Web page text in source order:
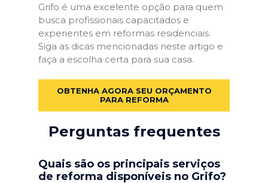
Grifo é uma excelente opção para quem
busca profissionais capacitados e
experientes em reformas residenciais.
Siga as dicas mencionadas neste artigo e
faça a escolha certa para sua casa.
OBTENHA AGORA SEU ORÇAMENTO
PARA REFORMA
Perguntas frequentes
Quais são os principais serviços
de reforma disponíveis no Grifo?